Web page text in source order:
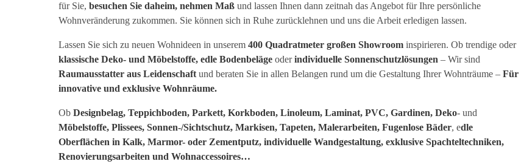
für Sie, besuchen Sie daheim, nehmen Maß und lassen Ihnen dann zeitnah das Angebot für Ihre persönliche
Wohnveränderung zukommen. Sie können sich in Ruhe zurücklehnen und uns die Arbeit erledigen lassen.
Lassen Sie sich zu neuen Wohnideen in unserem 400 Quadratmeter großen Showroom inspirieren. Ob trendige oder
klassische Deko- und Möbelstoffe, edle Bodenbeläge oderindividuelle Sonnenschutzlösungen – Wir sind
Raumausstatter aus Leidenschaft und beraten Sie in allen Belangen rund um die Gestaltung Ihrer Wohnträume – Für
innovative und exklusive Wohnräume.
Ob Designbelag, Teppichboden, Parkett, Korkboden, Linoleum, Laminat, PVC, Gardinen, Deko- und
Möbelstoffe, Plissees, Sonnen-/Sichtschutz, Markisen, Tapeten, Malerarbeiten, Fugenlose Bäder, edle
Oberflächen in Kalk, Marmor- oder Zementputz, individuelle Wandgestaltung, exklusive Spachteltechniken,
Renovierungsarbeiten und Wohnaccessoires…